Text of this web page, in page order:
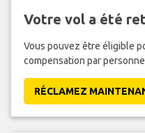
Votre vol a été
Vous pouvez être éligible
compensation par
RÉCLAMEZ